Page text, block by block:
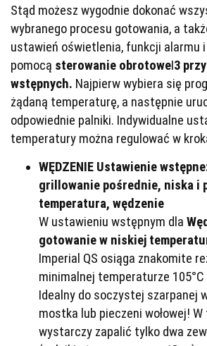
Stąd możesz wygodnie dokonać
wybranego procesu gotowania, a
ustawień oświetlenia, funkcji alarmu
pomocą sterowanie obrotoweI3
wstępnych. Najpierw wybiera się
żądaną temperaturę, a następnie
odpowiednie palniki. Indywidualne
temperatury można regulować w
WĘDZENIE Ustawienie
grillowanie pośrednie, niska i
temperatura, wędzenie
W ustawieniu wstępnym dla
gotowanie w niskiej
Imperial QS osiąga znakomite
minimalnej temperaturze 105°C
Idealny do soczystej szarpanej
mostka lub pieczeni wołowej!
wystarczy zapalić tylko dwa